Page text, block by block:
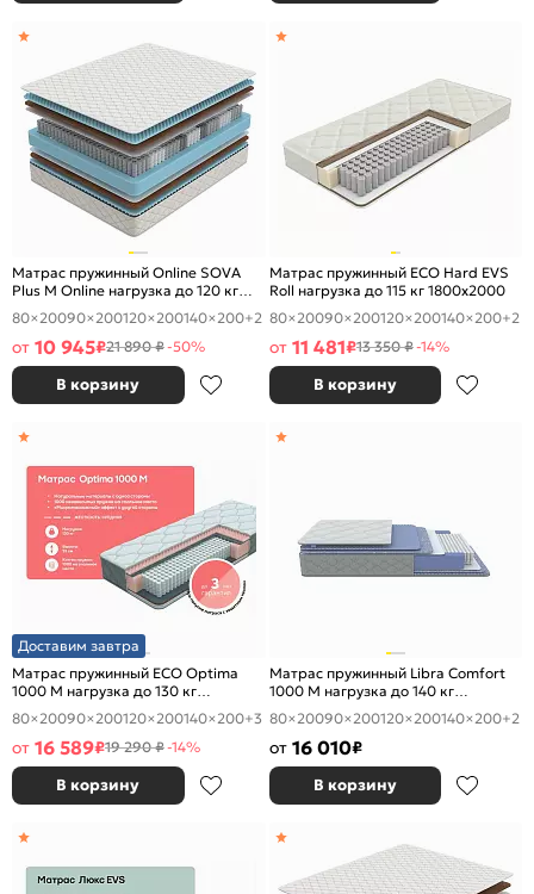
Матрас пружинный Online SOVA
Plus M Online нагрузка до 120 кг
1800x2000
80×20090×200120×200140×200+2
от 10 945₽21 890 ₽-50%
В корзину
Матрас пружинный ECO Hard EVS
Roll нагрузка до 115 кг 1800x2000
80×20090×200120×200140×200+2
от 11 481₽13 350 ₽-14%
В корзину
Доставим завтра
Матрас пружинный ECO Optima
1000 M нагрузка до 130 кг
1800x2000
80×20090×200120×200140×200+3
от 16 589₽19 290 ₽-14%
В корзину
Матрас пружинный Libra Comfort
1000 M нагрузка до 140 кг
1800x2000
80×20090×200120×200140×200+2
от 16 010₽
В корзину